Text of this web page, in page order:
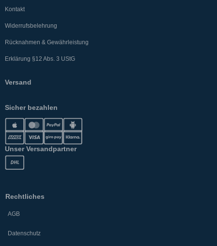
Kontakt
Widerrufsbelehrung
Rücknahmen & Gewährleistung
Erklärung §12 Abs. 3 UStG
Versand
Sicher bezahlen
Unser Versandpartner
Rechtliches
AGB
Datenschutz